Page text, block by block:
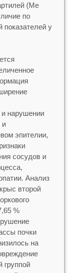
(Me
по
показателей у
и нарушении
и
эпителии,
сосудов и
Анализ
второй
%
почки
на
группой